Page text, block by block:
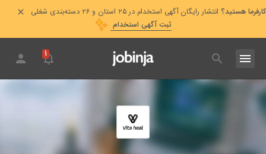
کارفرما هستید؟ انتشار رایگان آگهی استخدام در ۲۵ استان و ۲۶ دسته‌بندی شغلی
ثبت آگهی استخدام
۱